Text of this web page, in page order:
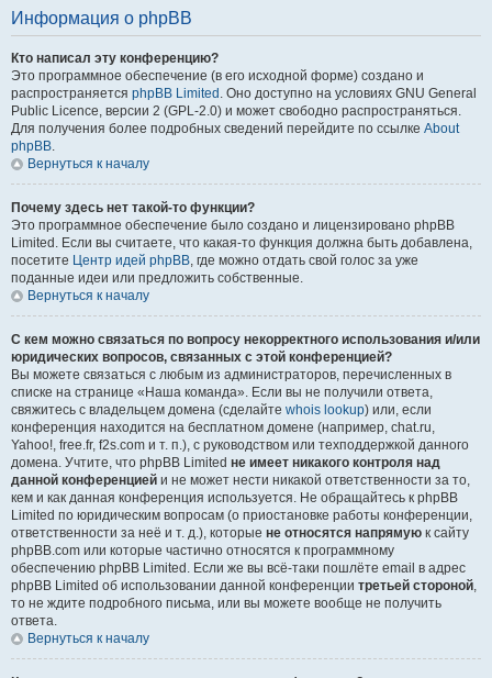
Информация о phpBB
Кто написал эту конференцию?
Это программное обеспечение (в его исходной форме) создано и
распространяется phpBB Limited . Оно доступно на условиях GNU General
Public Licence, версии 2 (GPL-2.0) и может свободно распространяться.
Для получения более подробных сведений перейдите по ссылке About
phpBB.
Вернуться к началу
Почему здесь нет такой-то функции?
Это программное обеспечение было создано и лицензировано phpBB
Limited. Если вы считаете, что какая-то функция должна быть добавлена,
посетите Центр идей phpBB, где можно отдать свой голос за уже
поданные идеи или предложить собственные.
Вернуться к началу
С кем можно связаться по вопросу некорректного использования и/или
юридических вопросов, связанных с этой конференцией?
Вы можете связаться с любым из администраторов, перечисленных в
списке на странице «Наша команда». Если вы не получили ответа,
свяжитесь с владельцем домена (сделайте whois lookup) или, если
конференция находится на бесплатном домене (например, chat.ru,
Yahoo!, free.fr, f2s.com и т. п.), с руководством или техподдержкой данного
домена. Учтите, что phpBB Limited не имеет никакого контроля над
данной конференцией и не может нести никакой ответственности за то,
кем и как данная конференция используется. Не обращайтесь к phpBB
Limited по юридическим вопросам (о приостановке работы конференции,
ответственности за неё и т. д.), которые не относятся напрямую к сайту
phpBB.com или которые частично относятся к программному
обеспечению phpBB Limited. Если же вы всё-таки пошлёте email в адрес
phpBB Limited об использовании данной конференции третьей стороной,
то не ждите подробного письма, или вы можете вообще не получить
ответа.
Вернуться к началу